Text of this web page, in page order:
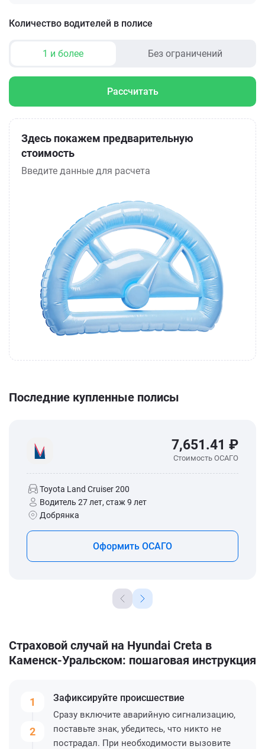
Количество водителей в полисе
1 и более Без ограничений
Рассчитать
Здесь покажем предварительную
стоимость
Введите данные для расчета
Последние купленные полисы
7,651.41 ₽
Стоимость ОСАГО
Toyota Land Cruiser 200
Водитель 27 лет, стаж 9 лет
Добрянка
Оформить ОСАГО
Страховой случай на Hyundai Creta в
Каменск-Уральском: пошаговая инструкция
1
2
Зафиксируйте происшествие
Сразу включите аварийную сигнализацию,
поставьте знак, убедитесь, что никто не
пострадал. При необходимости вызовите